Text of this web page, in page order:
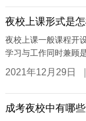
夜校上课形式是
夜校上课一般课程开
学习与工作同时兼顾
2021年12月29日 |
成考夜校中有哪